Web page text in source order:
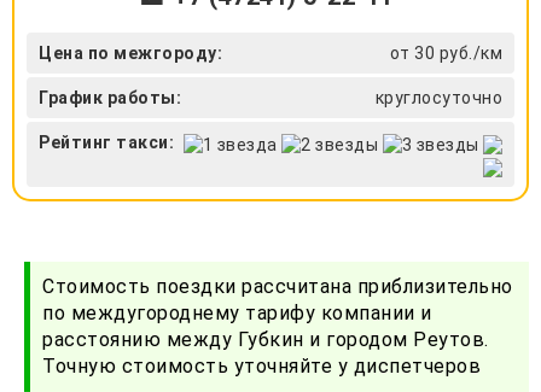
Цена по межгороду: от 30 руб./км
График работы: круглосуточно
Рейтинг такси:
Стоимость поездки рассчитана приблизительно
по междугороднему тарифу компании и
расстоянию между Губкин и городом Реутов.
Точную стоимость уточняйте у диспетчеров